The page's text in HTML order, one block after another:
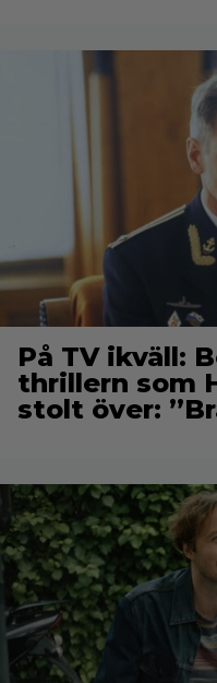
På TV ikväll:
thrillern som
stolt över: